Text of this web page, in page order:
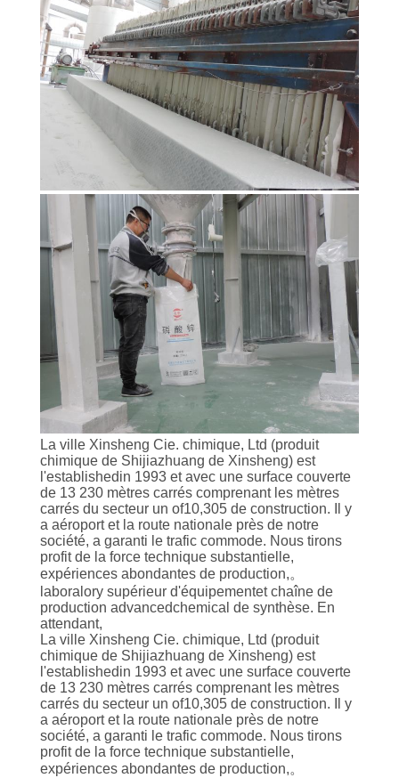
La ville Xinsheng Cie. chimique, Ltd (produit
chimique de Shijiazhuang de Xinsheng) est
l'establishedin 1993 et avec une surface couverte
de 13 230 mètres carrés comprenant les mètres
carrés du secteur un of10,305 de construction. Il y
a aéroport et la route nationale près de notre
société, a garanti le trafic commode. Nous tirons
profit de la force technique substantielle,
expériences abondantes de production,。
laboralory supérieur d'équipementet chaîne de
production advancedchemical de synthèse. En
attendant,
La ville Xinsheng Cie. chimique, Ltd (produit
chimique de Shijiazhuang de Xinsheng) est
l'establishedin 1993 et avec une surface couverte
de 13 230 mètres carrés comprenant les mètres
carrés du secteur un of10,305 de construction. Il y
a aéroport et la route nationale près de notre
société, a garanti le trafic commode. Nous tirons
profit de la force technique substantielle,
expériences abondantes de production,。